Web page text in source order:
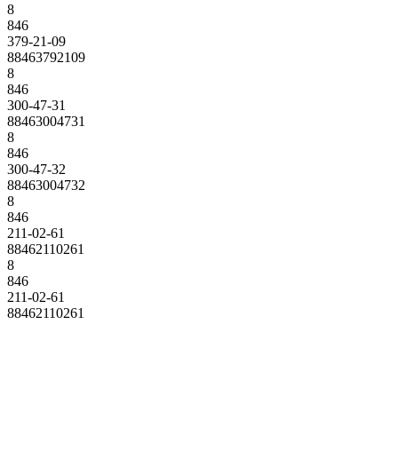
8
846
379-21-09
88463792109
8
846
300-47-31
88463004731
8
846
300-47-32
88463004732
8
846
211-02-61
88462110261
8
846
211-02-61
88462110261